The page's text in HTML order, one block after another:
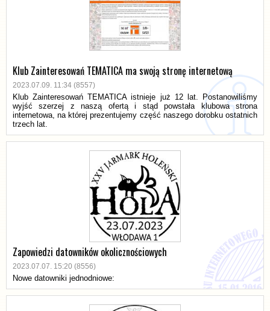
Klub Zainteresowań TEMATICA ma swoją stronę internetową
2023.07.09. 11:34 (8557)
Klub Zainteresowań TEMATICA istnieje już 12 lat. Postanowiliśmy
wyjść szerzej z naszą ofertą i stąd powstała klubowa strona
internetowa, na której prezentujemy część naszego dorobku ostatnich
trzech lat.
Zapowiedzi datowników okolicznościowych
2023.07.07. 15:20 (8556)
Nowe datowniki jednodniowe: